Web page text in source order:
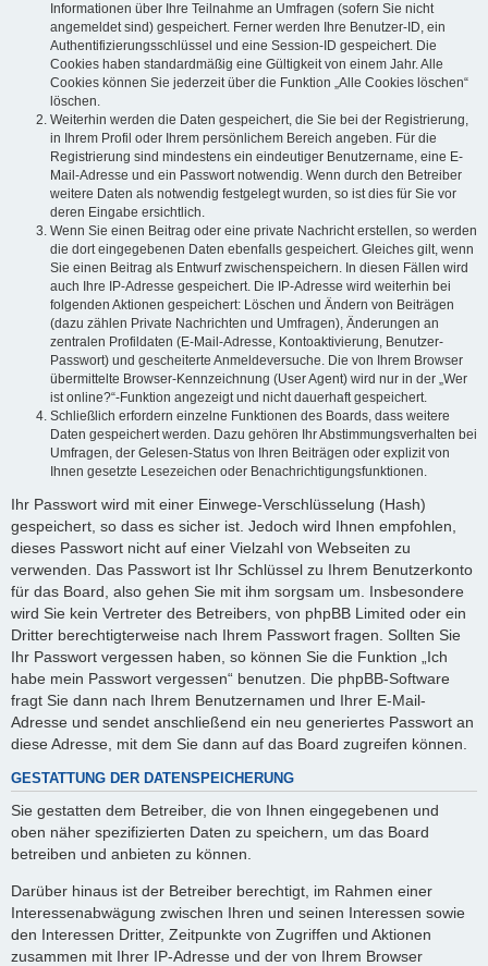
Informationen über Ihre Teilnahme an Umfragen (sofern Sie nicht
angemeldet sind) gespeichert. Ferner werden Ihre Benutzer-ID, ein
Authentifizierungsschlüssel und eine Session-ID gespeichert. Die
Cookies haben standardmäßig eine Gültigkeit von einem Jahr. Alle
Cookies können Sie jederzeit über die Funktion „Alle Cookies löschen“
löschen.
Weiterhin werden die Daten gespeichert, die Sie bei der Registrierung,
in Ihrem Profil oder Ihrem persönlichem Bereich angeben. Für die
Registrierung sind mindestens ein eindeutiger Benutzername, eine E-
Mail-Adresse und ein Passwort notwendig. Wenn durch den Betreiber
weitere Daten als notwendig festgelegt wurden, so ist dies für Sie vor
deren Eingabe ersichtlich.
Wenn Sie einen Beitrag oder eine private Nachricht erstellen, so werden
die dort eingegebenen Daten ebenfalls gespeichert. Gleiches gilt, wenn
Sie einen Beitrag als Entwurf zwischenspeichern. In diesen Fällen wird
auch Ihre IP-Adresse gespeichert. Die IP-Adresse wird weiterhin bei
folgenden Aktionen gespeichert: Löschen und Ändern von Beiträgen
(dazu zählen Private Nachrichten und Umfragen), Änderungen an
zentralen Profildaten (E-Mail-Adresse, Kontoaktivierung, Benutzer-
Passwort) und gescheiterte Anmeldeversuche. Die von Ihrem Browser
übermittelte Browser-Kennzeichnung (User Agent) wird nur in der „Wer
ist online?“-Funktion angezeigt und nicht dauerhaft gespeichert.
Schließlich erfordern einzelne Funktionen des Boards, dass weitere
Daten gespeichert werden. Dazu gehören Ihr Abstimmungsverhalten bei
Umfragen, der Gelesen-Status von Ihren Beiträgen oder explizit von
Ihnen gesetzte Lesezeichen oder Benachrichtigungsfunktionen.
Ihr Passwort wird mit einer Einwege-Verschlüsselung (Hash)
gespeichert, so dass es sicher ist. Jedoch wird Ihnen empfohlen,
dieses Passwort nicht auf einer Vielzahl von Webseiten zu
verwenden. Das Passwort ist Ihr Schlüssel zu Ihrem Benutzerkonto
für das Board, also gehen Sie mit ihm sorgsam um. Insbesondere
wird Sie kein Vertreter des Betreibers, von phpBB Limited oder ein
Dritter berechtigterweise nach Ihrem Passwort fragen. Sollten Sie
Ihr Passwort vergessen haben, so können Sie die Funktion „Ich
habe mein Passwort vergessen“ benutzen. Die phpBB-Software
fragt Sie dann nach Ihrem Benutzernamen und Ihrer E-Mail-
Adresse und sendet anschließend ein neu generiertes Passwort an
diese Adresse, mit dem Sie dann auf das Board zugreifen können.
GESTATTUNG DER DATENSPEICHERUNG
Sie gestatten dem Betreiber, die von Ihnen eingegebenen und
oben näher spezifizierten Daten zu speichern, um das Board
betreiben und anbieten zu können.
Darüber hinaus ist der Betreiber berechtigt, im Rahmen einer
Interessenabwägung zwischen Ihren und seinen Interessen sowie
den Interessen Dritter, Zeitpunkte von Zugriffen und Aktionen
zusammen mit Ihrer IP-Adresse und der von Ihrem Browser